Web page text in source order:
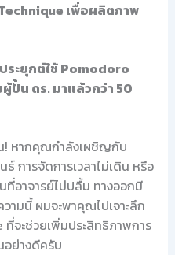
เพื่อผลิตภาพ
ะยุกต์ใช้ Pomodoro
ปั้น ดร. มาแล้วกว่า 50
! หากคุณกำลังเผชิญกับ
การจัดการเวลาไม่เดิน หรือ
อาจารย์ไม่ปลื้ม ทางออกมี
ามนี้ ผมจะพาคุณไปเจาะลึก
จะช่วยเพิ่มประสิทธิภาพการ
อย่างดีครับ